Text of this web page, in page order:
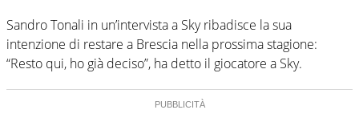
Sandro Tonali in un’intervista a Sky ribadisce la sua
intenzione di restare a Brescia nella prossima stagione:
“Resto qui, ho già deciso”, ha detto il giocatore a Sky.